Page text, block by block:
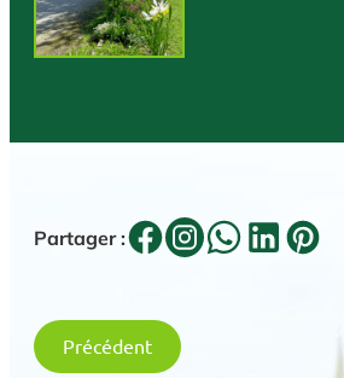
Partager :
Précédent